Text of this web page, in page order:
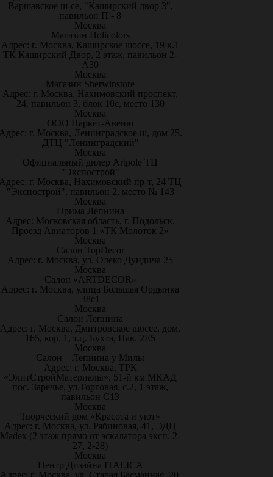
Варшавское ш-се, "Каширский двор 3",
павильон П - 8
Москва
Магазин Holicolors
Адрес: г. Москва, Каширское шоссе, 19 к.1
ТК Каширский Двор, 2 этаж, павильон 2-
А30
Москва
Магазин Sherwinstore
Адрес: г. Москва, Нахимовский проспект,
24, павильон 3, блок 10с, место 130
Москва
ООО Паркет-Авeню
г. Москва, Ленинградское ш, дом 25.
ДТЦ "Ленинградский"
Москва
Официальный дилер Artpole ТЦ
"Экспострой"
г. Москва, Нахимовский пр-т, 24 ТЦ
"Экспострой", павильон 2, место № 143
Москва
Прима Лепнина
Адрес: Московская область, г. Подольск,
Проезд Авиаторов 1 «ТК Молоток 2»
Москва
Салон TopDecor
Адрес: г. Москва, ул. Олеко Дундича 25
Москва
Салон «ARTDECOR»
Адрес: г. Москва, улица Большая Ордынка
38с1
Москва
Салон Лепнина
Адрес: г. Москва, Дмитровское шоссе, дом.
165, кор. 1, т.ц. Бухта, Пав. 2Е5
Москва
Салон – Лепнина у Милы
Адрес: г. Москва, ТРК
«ЭлитСтройМатериалы», 51-й км МКАД
пос. Заречье, ул.Торговая, с.2, 1 этаж,
павильон С13
Москва
Творческий дом «Красота и уют»
Адрес: г. Москва, ул. Рябиновая, 41, ЭДЦ
Madex (2 этаж прямо от эскалатора эксп. 2-
27, 2-28)
Москва
Центр Дизайна ITALICA
Адрес: г. Москва, ул. Старая Басманная, 20,